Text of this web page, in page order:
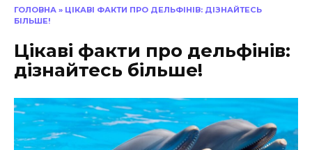
ГОЛОВНА » ЦІКАВІ ФАКТИ ПРО ДЕЛЬФІНІВ: ДІЗНАЙТЕСЬ
БІЛЬШЕ!
Цікаві факти про дельфінів:
дізнайтесь більше!